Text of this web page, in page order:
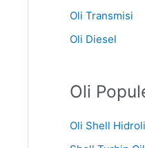
Oli Transmisi
Oli Diesel
Oli
Oli Shell